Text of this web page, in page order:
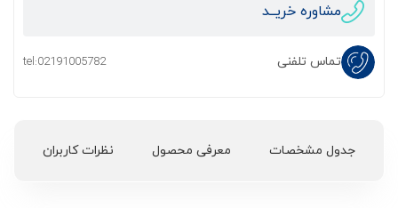
مشاوره خریــد
تماس تلفنی tel:02191005782
جدول مشخصات معرفی محصول نظرات کاربران